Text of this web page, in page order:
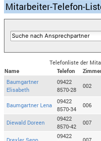
Mitarbeiter-Telefon-
Telefonliste der
Name
Telefon
Baumgartner
Elisabeth
09422
8570-28
002
Baumgartner Lena
09422
8570-34
006
Diewald Doreen
09422
8570-42
007
09422